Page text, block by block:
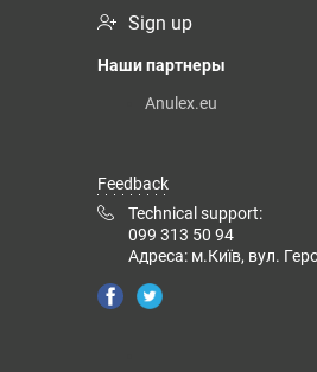
Sign up
Наши партнеры
Anulex.eu
Feedback
Technical support:
099 313 50 94
Адреса: м.Київ, вул.